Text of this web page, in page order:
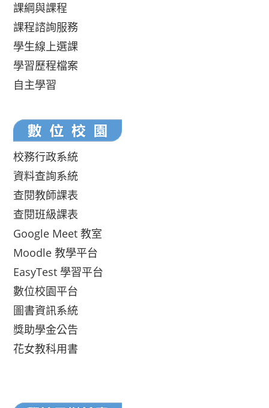
課綱與課程
課程諮詢服務
學生線上選課
學習歷程檔案
自主學習
校務行政系統
資料查詢系統
查閱教師課表
查閱班級課表
Google Meet 教室
Moodle 教學平台
EasyTest 學習平台
數位校園平台
圖書資訊系統
獎助學金公告
花女教科用書